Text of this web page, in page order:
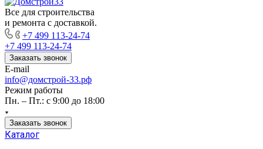
Все для строительства
и ремонта с доставкой.
+7 499 113-24-74
+7 499 113-24-74
Заказать звонок
E-mail
info@домстрой-33.рф
Режим работы
Пн. – Пт.: с 9:00 до 18:00
Заказать звонок
Каталог